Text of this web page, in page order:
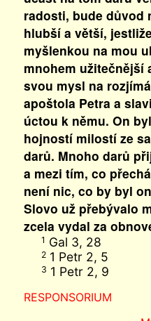
radosti, bude důvod
hlubší a větší,
myšlenkou na mou
mnohem užitečnější
svou mysl na
apoštola Petra a
úctou k němu. On
hojností milostí ze
darů. Mnoho darů
a mezi tím, co
není nic, co by byl
Slovo už přebývalo
zcela vydal za
1 Gal 3, 28
21 Petr 2, 5
3 1 Petr 2, 9
RESPONSORIUM